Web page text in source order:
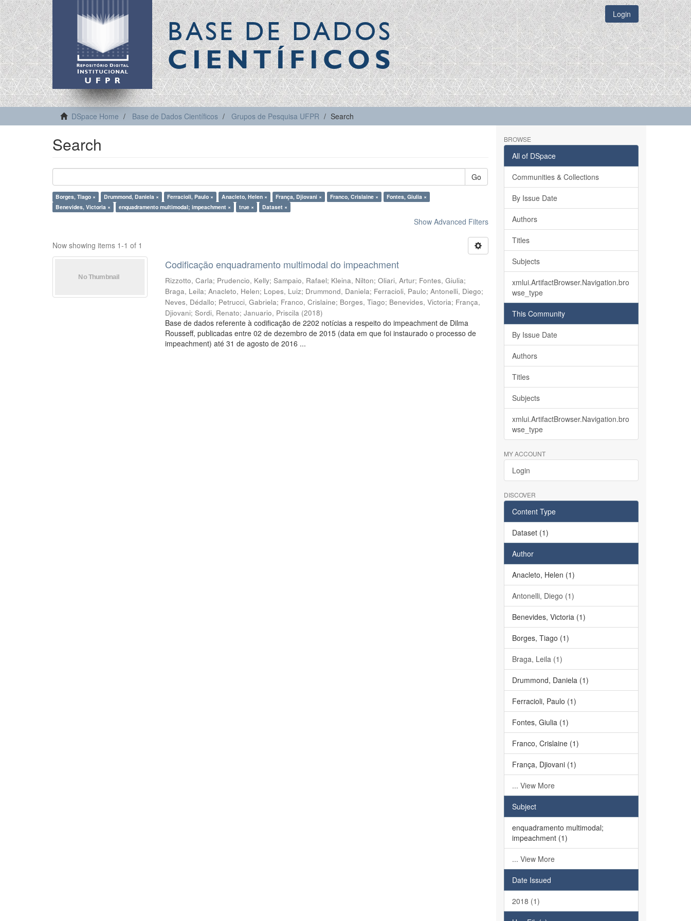
BASE DE DADOS
CIENTÍFICOS
Login
DSpace Home Base de Dados Científicos Grupos de Pesquisa UFPR Search
Search
Go
Borges, Tiago × Drummond, Daniela × Ferracioli, Paulo × Anacleto, Helen × França, Djiovani × Franco, Crislaine ×
Fontes, Giulia ×
Benevides, Victoria ×
enquadramento multimodal; impeachment × true × Dataset ×
Show Advanced Filters
Now showing items 1-1 of 1
Codificação enquadramento multimodal do impeachment
Rizzotto, Carla; Prudencio, Kelly;Sampaio, Rafael; Kleina, Nilton;Oliari, Artur; Fontes, Giulia;
Braga, Leila;Anacleto, Helen; Lopes, Luiz; Drummond, Daniela; Ferracioli, Paulo;Antonelli, Diego;
Neves, Dédallo; Petrucci, Gabriela; Franco, Crislaine; Borges, Tiago; Benevides, Victoria; França,
Djiovani;Sordi, Renato;Januario, Priscila (2018)
Base de dados referente à codificação de 2202 notícias a respeito do impeachment de Dilma
Rousseff, publicadas entre 02 de dezembro de 2015 (data em que foi instaurado o processo de
impeachment) até 31 de agosto de 2016 ...
BROWSE
All of DSpace
Communities & Collections
By Issue Date
Authors
Titles
Subjects
xmlui.ArtifactBrowser.Navigation.bro
wse_type
This Community
By Issue Date
Authors
Titles
Subjects
xmlui.ArtifactBrowser.Navigation.bro
wse_type
MY ACCOUNT
Login
DISCOVER
Content Type
Dataset (1)
Author
Anacleto, Helen (1)
Antonelli, Diego (1)
Benevides, Victoria (1)
Borges, Tiago (1)
Braga, Leila (1)
Drummond, Daniela (1)
Ferracioli, Paulo (1)
Fontes, Giulia (1)
Franco, Crislaine (1)
França, Djiovani (1)
... View More
Subject
enquadramento multimodal;
impeachment (1)
... View More
Date Issued
2018 (1)